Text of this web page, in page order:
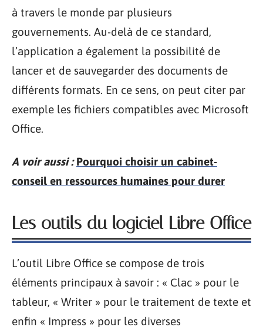
à travers le monde par plusieurs
gouvernements. Au-delà de ce standard,
l’application a également la possibilité de
lancer et de sauvegarder des documents de
différents formats. En ce sens, on peut citer par
exemple les fichiers compatibles avec Microsoft
Office.
A voir aussi : Pourquoi choisir un cabinet-
conseil en ressources humaines pour durer
Les outils du logiciel Libre Office
L’outil Libre Office se compose de trois
éléments principaux à savoir : « Clac » pour le
tableur, « Writer » pour le traitement de texte et
enfin « Impress » pour les diverses